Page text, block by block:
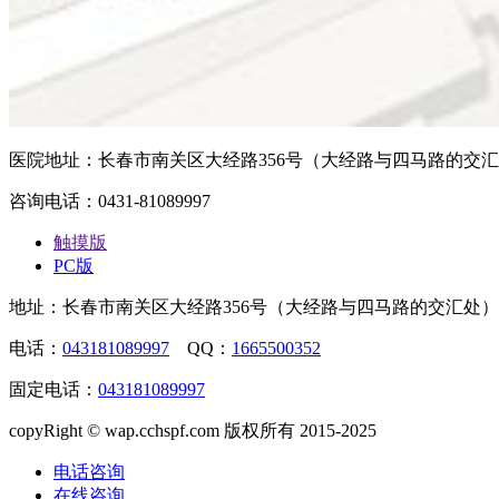
医院地址：长春市南关区大经路356号（大经路与四马路的交
咨询电话：0431-81089997
触摸版
PC版
地址：长春市南关区大经路356号（大经路与四马路的交汇处）
电话： 043181089997 QQ： 1665500352
固定电话： 043181089997
copyRight © wap.cchspf.com 版权所有 2015-2025
电话咨询
在线咨询